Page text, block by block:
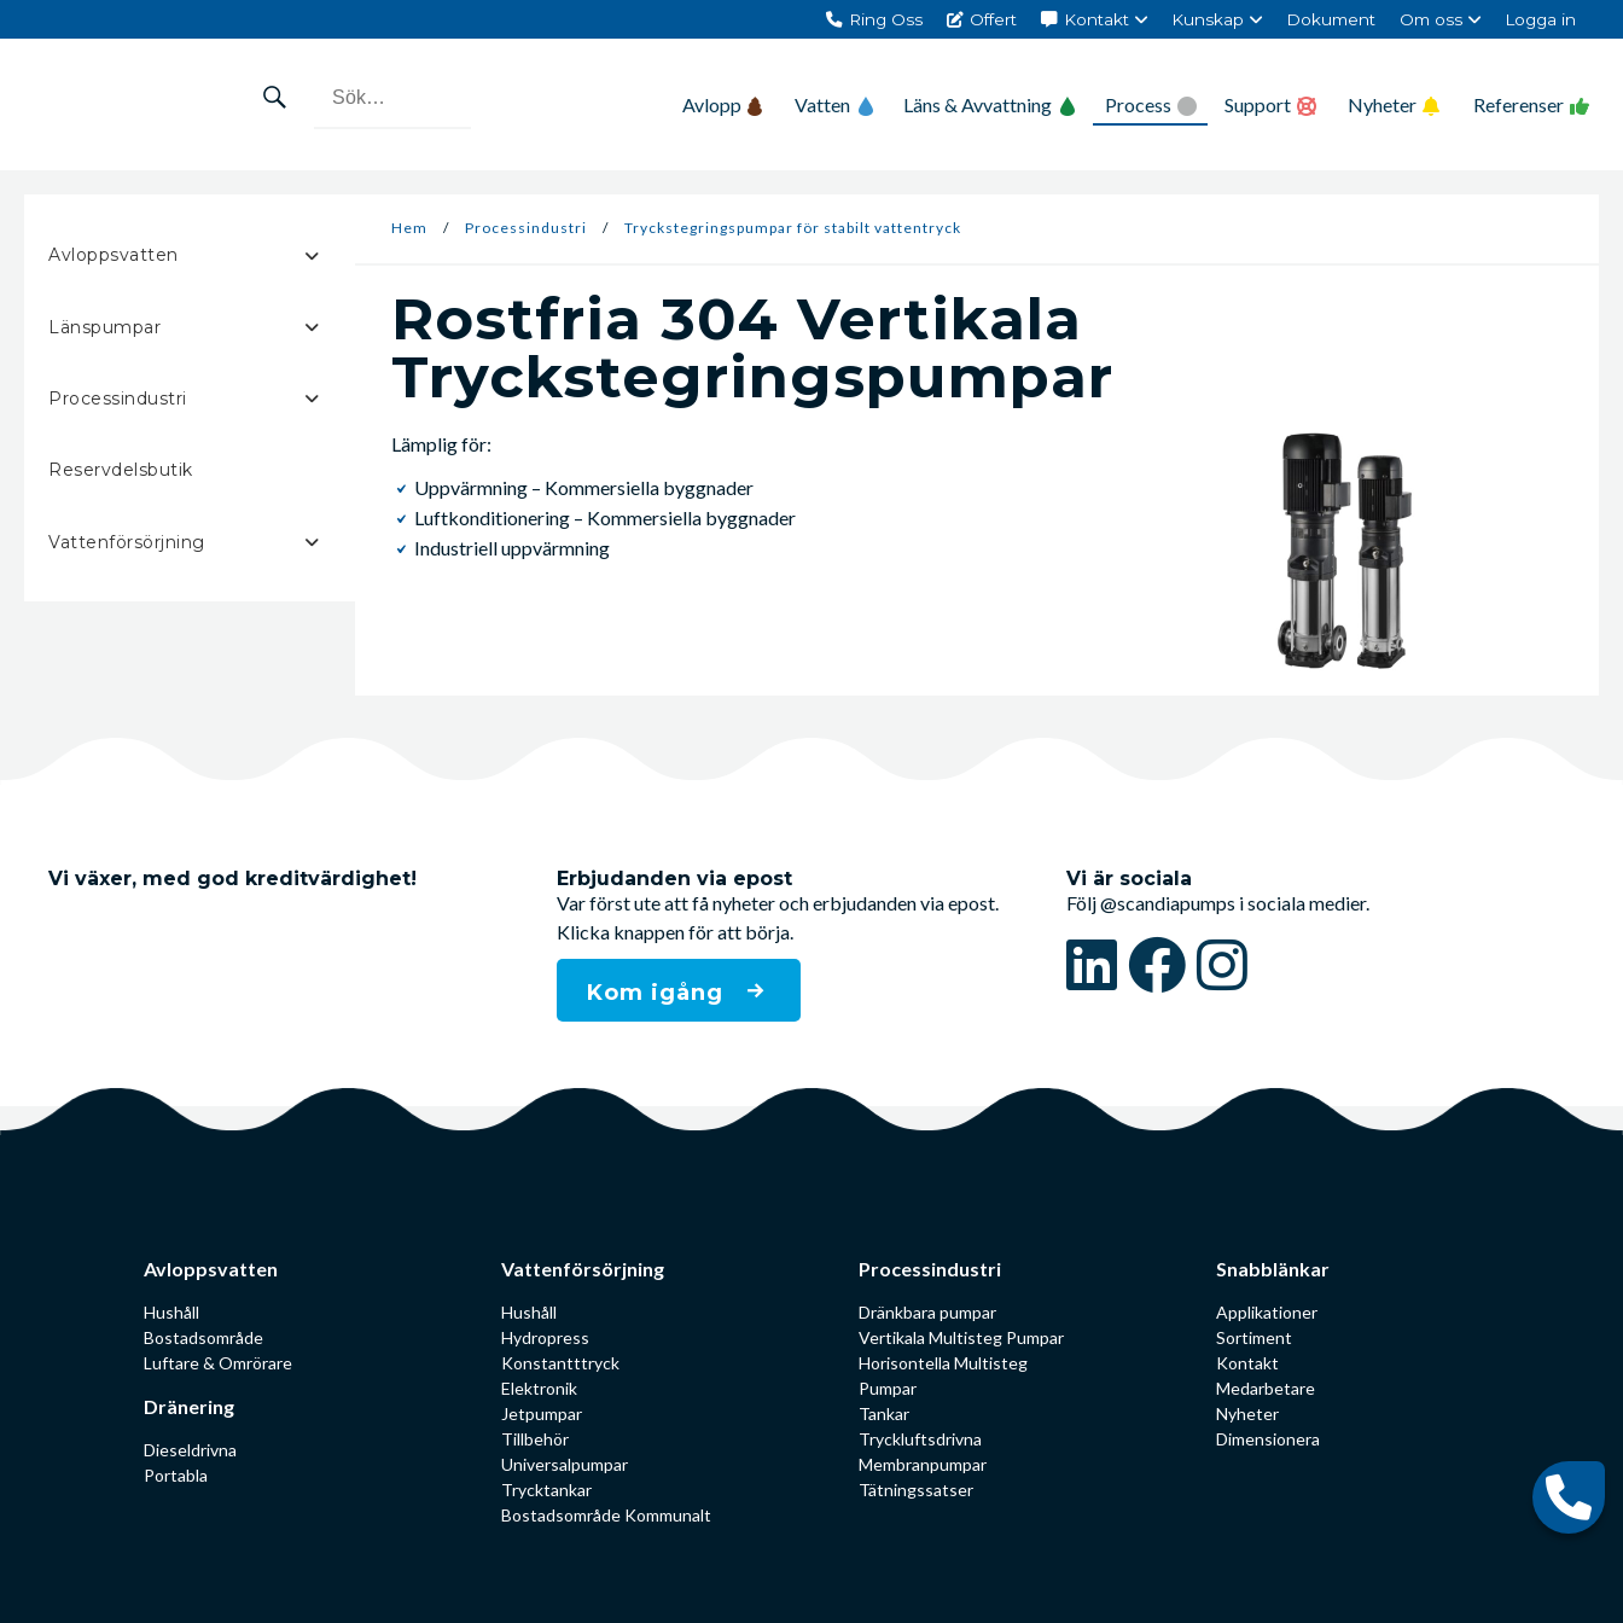
Ring Oss Offert Kontakt Kunskap Dokument Om oss Logga in
Avlopp Vatten Läns & Avvattning Process Support Nyheter Referenser
Avloppsvatten
Länspumpar
Processindustri
Reservdelsbutik
Vattenförsörjning
Hem / Processindustri / Tryckstegringspumpar för stabilt vattentryck
Rostfria 304 Vertikala
Tryckstegrings­pumpar
Lämplig för:
Uppvärmning – Kommersiella byggnader
Luftkonditionering – Kommersiella byggnader
Industriell uppvärmning
Vi växer, med god kreditvärdighet!
Erbjudanden via epost
Var först ute att få nyheter och erbjudanden via epost.
Klicka knappen för att börja.
Kom igång
Vi är sociala
Följ @scandiapumps i sociala medier.
Avloppsvatten
Hushåll
Bostadsområde
Luftare & Omrörare
Dränering
Dieseldrivna
Portabla
Vattenförsörjning
Hushåll
Hydropress
Konstantttryck
Elektronik
Jetpumpar
Tillbehör
Universalpumpar
Trycktankar
Bostadsområde Kommunalt
Processindustri
Dränkbara pumpar
Vertikala Multisteg Pumpar
Horisontella Multisteg
Pumpar
Tankar
Tryckluftsdrivna
Membranpumpar
Tätningssatser
Snabblänkar
Applikationer
Sortiment
Kontakt
Medarbetare
Nyheter
Dimensionera